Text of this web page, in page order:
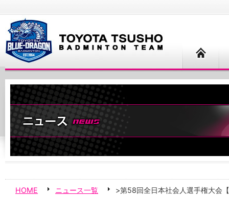
HOME ニュース一覧 >第58回全日本社会人選手権大会